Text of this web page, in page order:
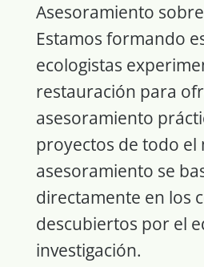
Asesoramiento
Estamos formando
ecologistas
restauración para
asesoramiento
proyectos de todo el
asesoramiento se
directamente en los
descubiertos por el
investigación.